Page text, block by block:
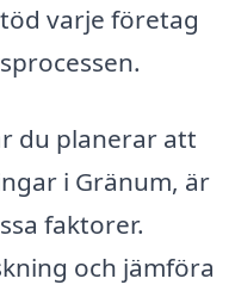
varje företag
du planerar att
i Gränum, är
faktorer.
och jämföra